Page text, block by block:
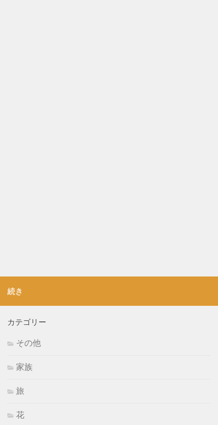
続き
カテゴリー
その他
家族
旅
花